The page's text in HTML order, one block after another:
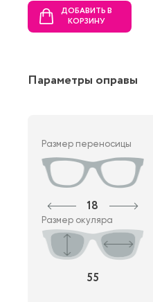
ДОБАВИТЬ В
КОРЗИНУ
Параметры оправы
Размер переносицы
18
Размер окуляра
55